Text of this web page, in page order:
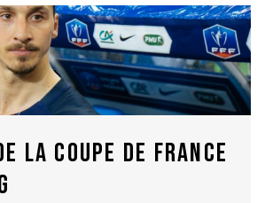
LA COUPE DE FRANCE